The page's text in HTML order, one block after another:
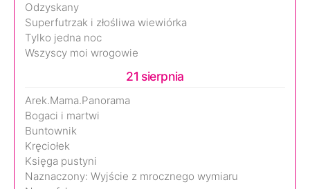
Odzyskany
Superfutrzak i złośliwa wiewiórka
Tylko jedna noc
Wszyscy moi wrogowie
21 sierpnia
Arek.Mama.Panorama
Bogaci i martwi
Buntownik
Kręciołek
Księga pustyni
Naznaczony: Wyjście z mrocznego wymiaru